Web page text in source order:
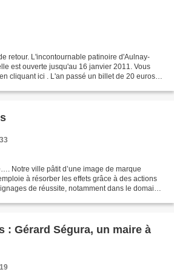
retour. L'incontournable patinoire d'Aulnay-
est ouverte jusqu'au 16 janvier 2011. Vous
cliquant ici . L'an passé un billet de 20 euros
Notre ville pâtit d’une image de marque
à résorber les effets grâce à des actions
de réussite, notamment dans le domaine
: Gérard Ségura, un maire à